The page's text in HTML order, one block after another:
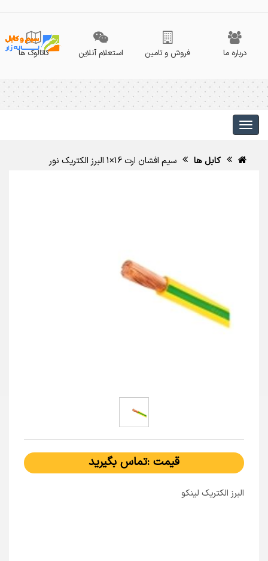
درباره ما فروش و تامین استعلام آنلاین کاتالوگ ها
کابل ها سیم افشان ارت 16×1 البرز الکتریک نور
قیمت :تماس بگیرید
البرز الکتریک لینکو